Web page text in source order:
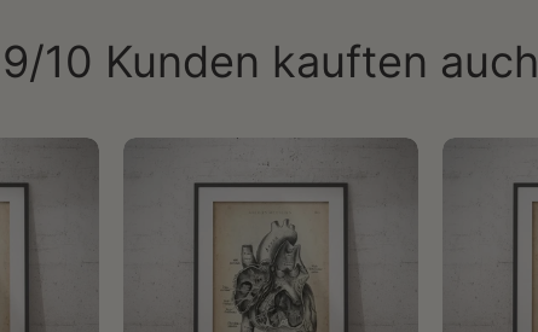
9/10 Kunden kauften auch